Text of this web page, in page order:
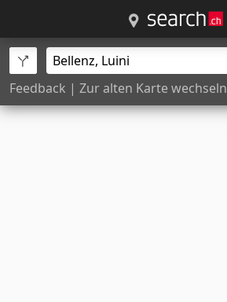
Feedback | Zur alten Karte wechseln